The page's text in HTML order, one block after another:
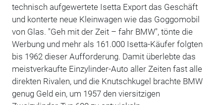
technisch aufgewertete Isetta Export das Geschäft
und konterte neue Kleinwagen wie das Goggomobil
von Glas. "Geh mit der Zeit – fahr BMW", tönte die
Werbung und mehr als 161.000 Isetta-Käufer folgten
bis 1962 dieser Aufforderung. Damit überlebte das
meistverkaufte Einzylinder-Auto aller Zeiten fast alle
direkten Rivalen, und die Knutschkugel brachte BMW
genug Geld ein, um 1957 den viersitzigen